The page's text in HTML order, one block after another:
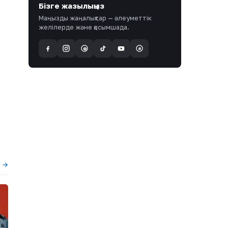
→
Бізге жазылыңыз
Маңызды жаңалықтар — әлеуметтік
желілерде және қосымшада.
@ a